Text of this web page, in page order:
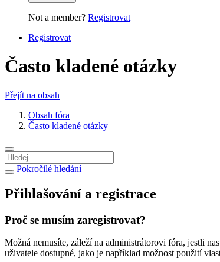
Not a member? Registrovat
Registrovat
Často kladené otázky
Přejít na obsah
Obsah fóra
Často kladené otázky
Pokročilé hledání
Přihlašování a registrace
Proč se musím zaregistrovat?
Možná nemusíte, záleží na administrátorovi fóra, jestli
uživatele dostupné, jako je například možnost použití